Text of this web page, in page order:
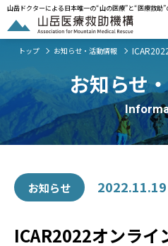
山岳ドクターによる日本唯一の“山の医療”と“医療救助
トップ お知らせ・活動情報
お知らせ
お知らせ 2022.11.19
ICAR2022オンライ